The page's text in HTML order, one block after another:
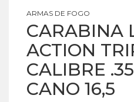
ARMAS DE FOGO
CARABINA
ACTION
CALIBRE
CANO 16,5